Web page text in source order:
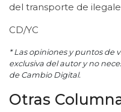
del transporte de
CD/YC
* Las opiniones y puntos de
exclusiva del autor y no
de Cambio Digital.
Otras